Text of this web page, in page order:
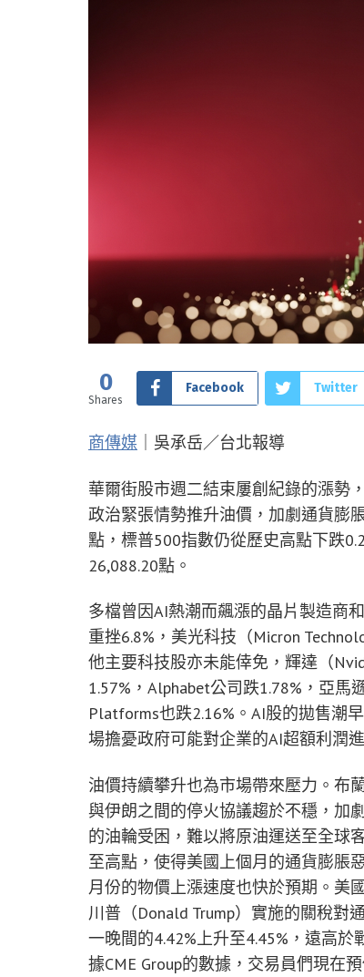
0
Shares
Facebook Twitter
商傳媒 ｜吳承岳／台北報導
華爾街股市週二結束屢創紀錄的漲勢
政治緊張情勢推升油價，加劇通貨膨
點，標普500指數仍從歷史高點下跌
26,088.20點。
多檔曾因AI熱潮而飆漲的晶片製造商
重挫6.8%，美光科技（Micron
他主要科技股亦未能倖免，輝達（
1.57%，Alphabet公司跌1.78%，亞馬
Platforms也跌2.16%。AI股的拋售潮
場擔憂政府可能對企業的AI超額利潤
油價持續攀升也為市場帶來壓力。布
與伊朗之間的停火協議趨於不穩，加
的油輪受困，難以將原油運送至全球
至高點，使得美國上個月的通貨膨脹
月份的物價上漲速度也快於預期。美
川普（Donald Trump）實施的關稅對
一晚間的4.42%上升至4.45%，遠高
據CME Group的數據，交易員們現在